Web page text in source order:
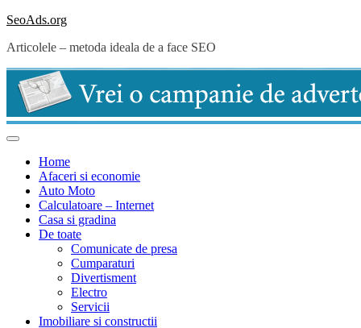
Skip
content
SeoAds.org
Articolele – metoda ideala de a face SEO
Home
Afaceri si economie
Auto Moto
Calculatoare – Internet
Casa si gradina
De toate
Comunicate de presa
Cumparaturi
Divertisment
Electro
Servicii
Imobiliare si constructii